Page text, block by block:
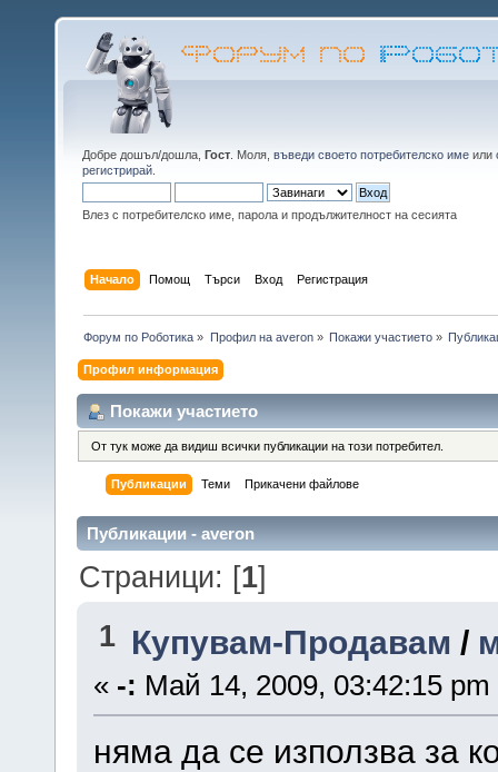
Добре дошъл/дошла, Гост . Моля, въведи своето потребителско име или
регистрирай
Влез с потребителско име, парола и продължителност на сесията
Начало Помощ Търси Вход Регистрация
Форум по Роботика » Профил на averon» Покажи участието»
Профил информация
Покажи участието
От тук може да видиш всички публикации на този потребител.
Публикации Теми Прикачени файлове
Публикации - averon
Страници: [1]
1 Купувам-Продавам /
« -: Май 14, 2009, 03:42:15 pm
няма да се използва за